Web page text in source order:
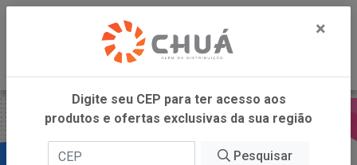
×
Digite seu CEP para ter acesso aos
produtos e ofertas exclusivas da sua região
Pesquisar